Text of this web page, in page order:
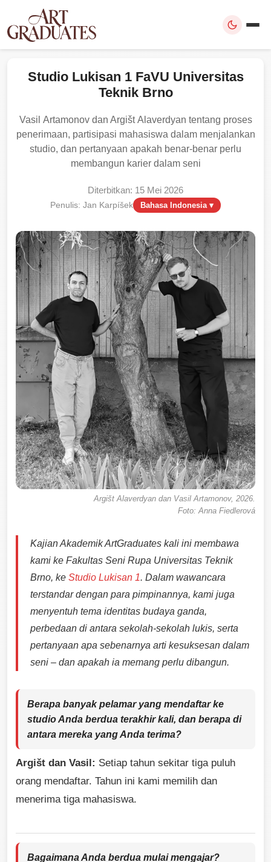
Studio Lukisan 1 FaVU Universitas
Teknik Brno
Vasil Artamonov dan Argišt Alaverdyan tentang proses
penerimaan, partisipasi mahasiswa dalam menjalankan
studio, dan pertanyaan apakah benar-benar perlu
membangun karier dalam seni
Diterbitkan: 15 Mei 2026
Penulis: Jan Karpíšek Bahasa Indonesia ▾
Argišt Alaverdyan dan Vasil Artamonov, 2026.
Foto: Anna Fiedlerová
Kajian Akademik ArtGraduates kali ini membawa
kami ke Fakultas Seni Rupa Universitas Teknik
Brno, ke Studio Lukisan 1. Dalam wawancara
terstandar dengan para pimpinannya, kami juga
menyentuh tema identitas budaya ganda,
perbedaan di antara sekolah-sekolah lukis, serta
pertanyaan apa sebenarnya arti kesuksesan dalam
seni – dan apakah ia memang perlu dibangun.
Berapa banyak pelamar yang mendaftar ke
studio Anda berdua terakhir kali, dan berapa di
antara mereka yang Anda terima?
Argišt dan Vasil: Setiap tahun sekitar tiga puluh
orang mendaftar. Tahun ini kami memilih dan
menerima tiga mahasiswa.
Bagaimana Anda berdua mulai mengajar?